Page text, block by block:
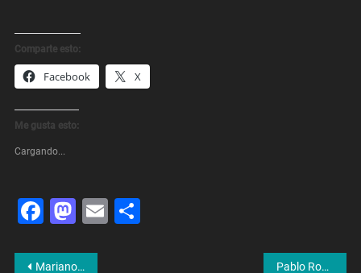
Comparte esto:
Facebook X
Me gusta esto:
Cargando...
Facebook
Mastodon
EmailShare
Mariano Gorodisch: «Se Esperaba Algo Con Un Poquito De Mayor Piné» Pablo Roma: «En Términos Generales, No Hay Una Modificación Tan Grande Del Horizonte Económico»